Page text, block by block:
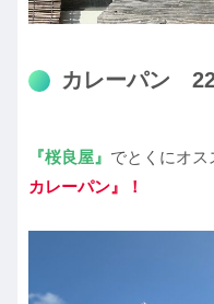
カレーパン
『桜良屋』 でとくにオ
カレーパン』！